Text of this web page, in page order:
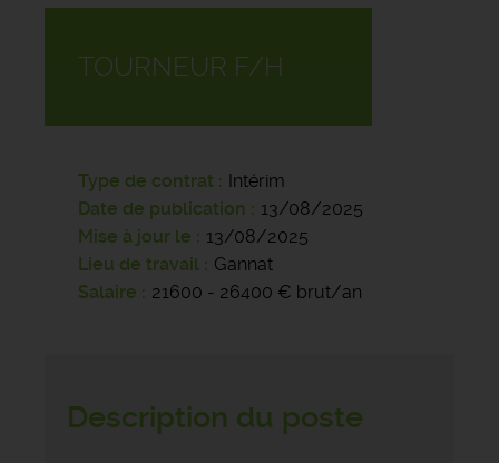
TOURNEUR F/H
Type de contrat
Intérim
Date de publication
13/08/2025
Mise à jour le
13/08/2025
Lieu de travail
Gannat
Salaire
21600 - 26400 € brut/an
Description du poste